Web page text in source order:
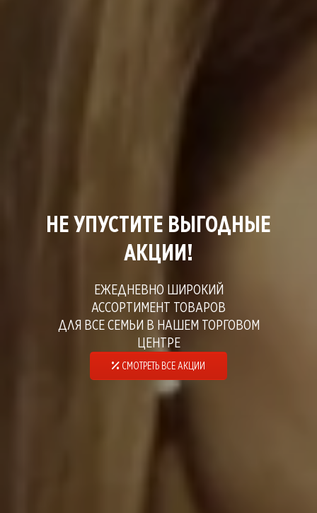
НЕ УПУСТИТЕ ВЫГОДНЫЕ
АКЦИИ!
ЕЖЕДНЕВНО ШИРОКИЙ
АССОРТИМЕНТ ТОВАРОВ
ДЛЯ ВСЕ СЕМЬИ В НАШЕМ ТОРГОВОМ
ЦЕНТРЕ
СМОТРЕТЬ ВСЕ АКЦИИ